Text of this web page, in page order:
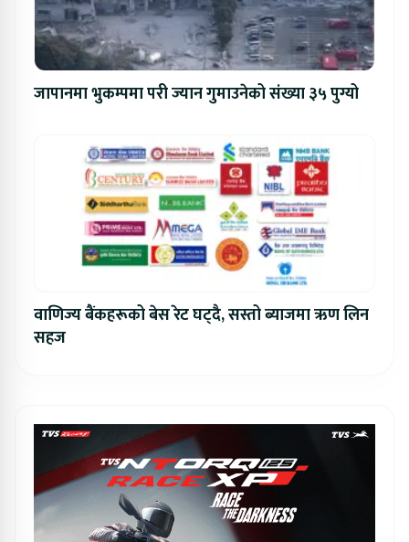
जापानमा भुकम्पमा परी ज्यान गुमाउनेको संख्या ३५ पुग्यो
वाणिज्य बैंकहरूको बेस रेट घट्दै, सस्तो ब्याजमा ऋण लिन
सहज